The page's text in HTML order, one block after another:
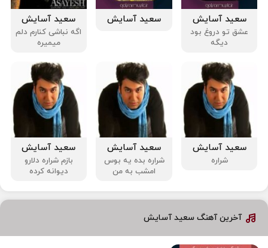
سعید آسایش
عشق تو دروغ بود
دیگه
سعید آسایش سعید آسایش
اگه نباشی کنارم دلم
میمیره
سعید آسایش
شراره
سعید آسایش
شراره بده یه بوس
امشب به من
سعید آسایش
بازم شراره دلارو
دیوانه کرده
آخرین آهنگ سعید آسایش